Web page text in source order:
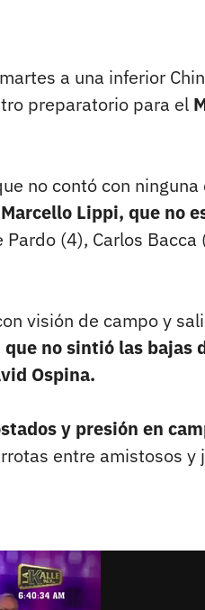
a una inferior
preparatorio para el
no contó con
Lippi, que no
(4), Carlos
visión de campo y
que no sintió las bajas
Ospina.
y presión en
entre amistosos y